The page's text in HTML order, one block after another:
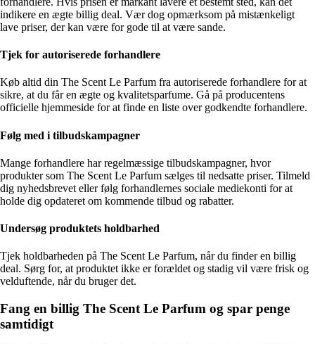
indikere en ægte billig deal. Vær dog opmærksom på mistænkeligt
lave priser, der kan være for gode til at være sande.
Tjek for autoriserede forhandlere
Køb altid din The Scent Le Parfum fra autoriserede forhandlere for at
sikre, at du får en ægte og kvalitetsparfume. Gå på producentens
officielle hjemmeside for at finde en liste over godkendte forhandlere.
Følg med i tilbudskampagner
Mange forhandlere har regelmæssige tilbudskampagner, hvor
produkter som The Scent Le Parfum sælges til nedsatte priser. Tilmeld
dig nyhedsbrevet eller følg forhandlernes sociale mediekonti for at
holde dig opdateret om kommende tilbud og rabatter.
Undersøg produktets holdbarhed
Tjek holdbarheden på The Scent Le Parfum, når du finder en billig
deal. Sørg for, at produktet ikke er forældet og stadig vil være frisk og
velduftende, når du bruger det.
Fang en billig The Scent Le Parfum og spar penge
samtidigt